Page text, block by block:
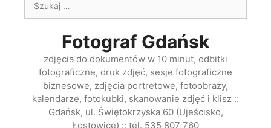
Fotograf Gdańsk
zdjęcia do dokumentów w 10 minut, odbitki
fotograficzne, druk zdjęć, sesje fotograficzne
biznesowe, zdjęcia portretowe, fotoobrazy,
kalendarze, fotokubki, skanowanie zdjęć i klisz ::
Gdańsk, ul. Świętokrzyska 60 (Ujeścisko,
Łostowice) :: tel. 535 807 760